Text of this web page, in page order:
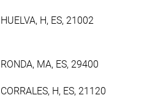
HUELVA, H, ES, 21002
RONDA, MA, ES, 29400
CORRALES, H, ES, 21120